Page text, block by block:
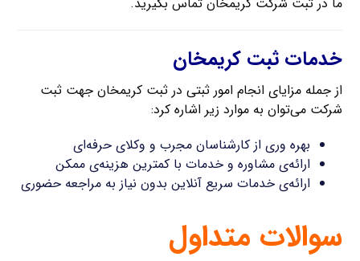
خدمات ثبت کریمخان
از جمله مزایای انجام امور ثبتی در ثبت کریمخان جهت ثبت
شرکت می‌توان به موارد زیر اشاره کرد:
بهره وری از کارشناسان مجرب و وکلای حرفه‌ای
ارائه‌ی مشاوره و خدمات با کمترین هزینه‌ی ممکن
ارائه‌ی خدمات سریع آنلاین بدون نیاز به مراجعه حضوری
سوالات متداول